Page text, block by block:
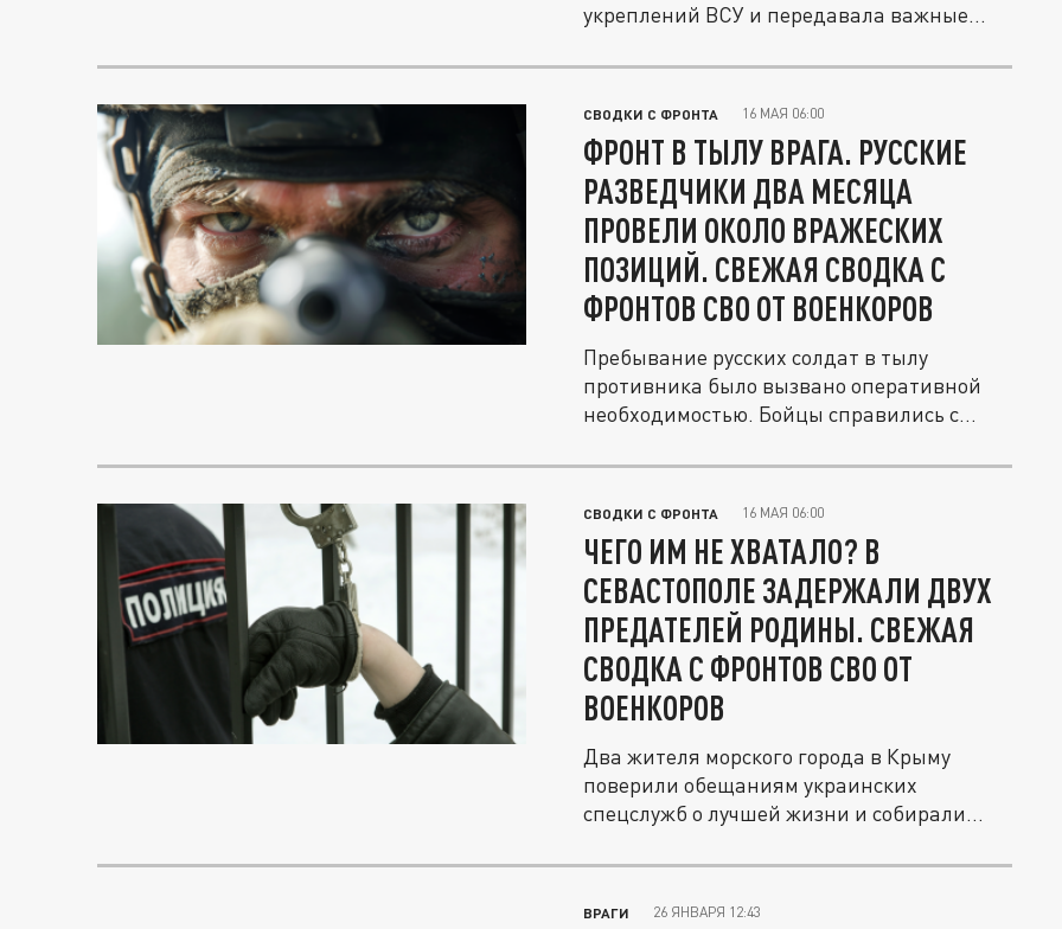
укреплений ВСУ и передавала важные...
СВОДКИ С ФРОНТА 16 МАЯ 06:00
ФРОНТ В ТЫЛУ ВРАГА. РУССКИЕ
РАЗВЕДЧИКИ ДВА МЕСЯЦА
ПРОВЕЛИ ОКОЛО ВРАЖЕСКИХ
ПОЗИЦИЙ. СВЕЖАЯ СВОДКА С
ФРОНТОВ СВО ОТ ВОЕНКОРОВ
Пребывание русских солдат в тылу
противника было вызвано оперативной
необходимостью. Бойцы справились с
СВОДКИ С ФРОНТА 16 МАЯ 06:00
ЧЕГО ИМ НЕ ХВАТАЛО? В
СЕВАСТОПОЛЕ ЗАДЕРЖАЛИ ДВУХ
ПРЕДАТЕЛЕЙ РОДИНЫ. СВЕЖАЯ
СВОДКА С ФРОНТОВ СВО ОТ
ВОЕНКОРОВ
Два жителя морского города в Крыму
поверили обещаниям украинских
спецслужб о лучшей жизни и собирали
ВРАГИ 26 ЯНВАРЯ 12:43